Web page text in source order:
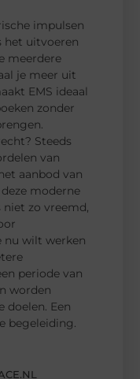
impulsen
het uitvoeren
meerdere
je meer uit
EMS ideaal
zonder
Steeds
van
aanbod van
moderne
zo vreemd,
nu wilt werken
periode van
worden
doelen. Een
begeleiding.